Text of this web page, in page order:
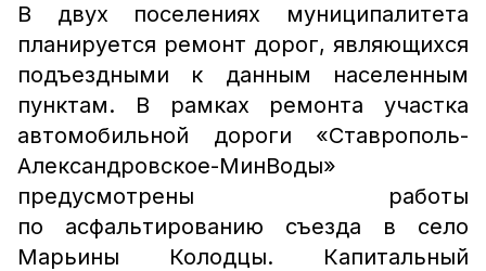
В двух поселениях муниципалитета
планируется ремонт дорог, являющихся
подъездными к данным населенным
пунктам. В рамках ремонта участка
автомобильной дороги «Ставрополь-
Александровское-МинВоды»
предусмотрены работы
по асфальтированию съезда в село
Марьины Колодцы. Капитальный